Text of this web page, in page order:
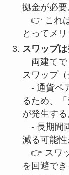
拠金が必要
👉 これ
とってメリ
スワップ
両建てで
スワップ
- 通貨ペ
るため、
が発生する
- 長期間
減る可能性
👉 スワ
を回避でき